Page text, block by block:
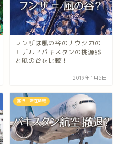
フンザは風の谷のナウシカの
モデル？パキスタンの桃源郷
と風の谷を比較！
2019年1月5日
旅行・滞在情報